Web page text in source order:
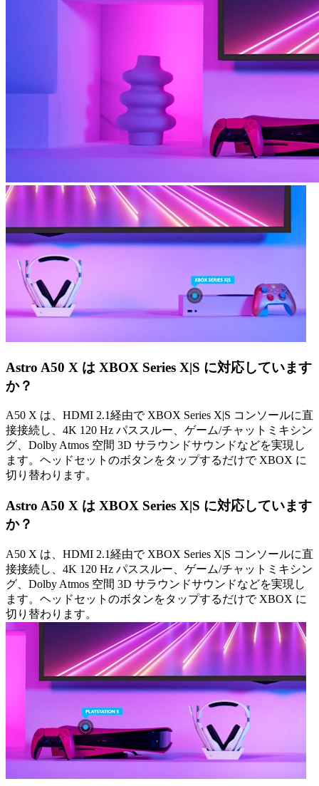
Astro A50 X は XBOX Series X|S に対応しています
か？
A50 X は、HDMI 2.1経由で XBOX Series X|S コンソールに直
接接続し、4K 120 Hz パススルー、ゲーム/チャットミキシン
グ、Dolby Atmos 空間 3D サラウンドサウンドなどを実現し
ます。ヘッドセットのボタンをタップするだけで XBOX に
切り替わります。
Astro A50 X は XBOX Series X|S に対応しています
か？
A50 X は、HDMI 2.1経由で XBOX Series X|S コンソールに直
接接続し、4K 120 Hz パススルー、ゲーム/チャットミキシン
グ、Dolby Atmos 空間 3D サラウンドサウンドなどを実現し
ます。ヘッドセットのボタンをタップするだけで XBOX に
切り替わります。